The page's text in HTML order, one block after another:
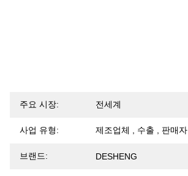
주요 시장: 전세계
사업 유형: 제조업체 , 수출 , 판매자
브랜드: DESHENG